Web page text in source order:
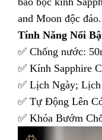
and Moon độc đáo.
Tính Năng Nổi
✅ Chống nước:
✅ Kính Sapphire
✅ Lịch Ngày;
✅ Tự Động Lên
✅ Khóa Bướm